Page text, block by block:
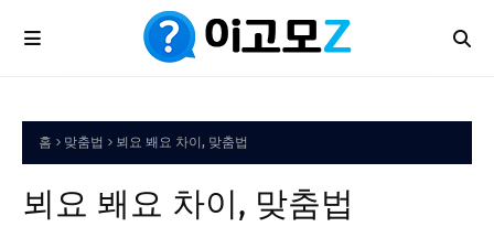
홈 맞춤법 뵈요 봬요 차이, 맞춤법
뵈요 봬요 차이, 맞춤법